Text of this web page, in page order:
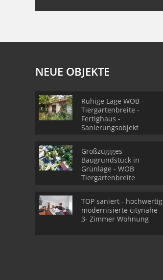
NEUE OBJEKTE
Ruhige Lage WOB -
Tiergartenbreite -
Fertighaus -
Sanierungsobjekt
Großzügiges
Baugrundstück in
Grünlage - WOB
Tiergartenbreite
TOP saniert - hochwertig
modernisierte citynahe
3- Zimmer Wohnung